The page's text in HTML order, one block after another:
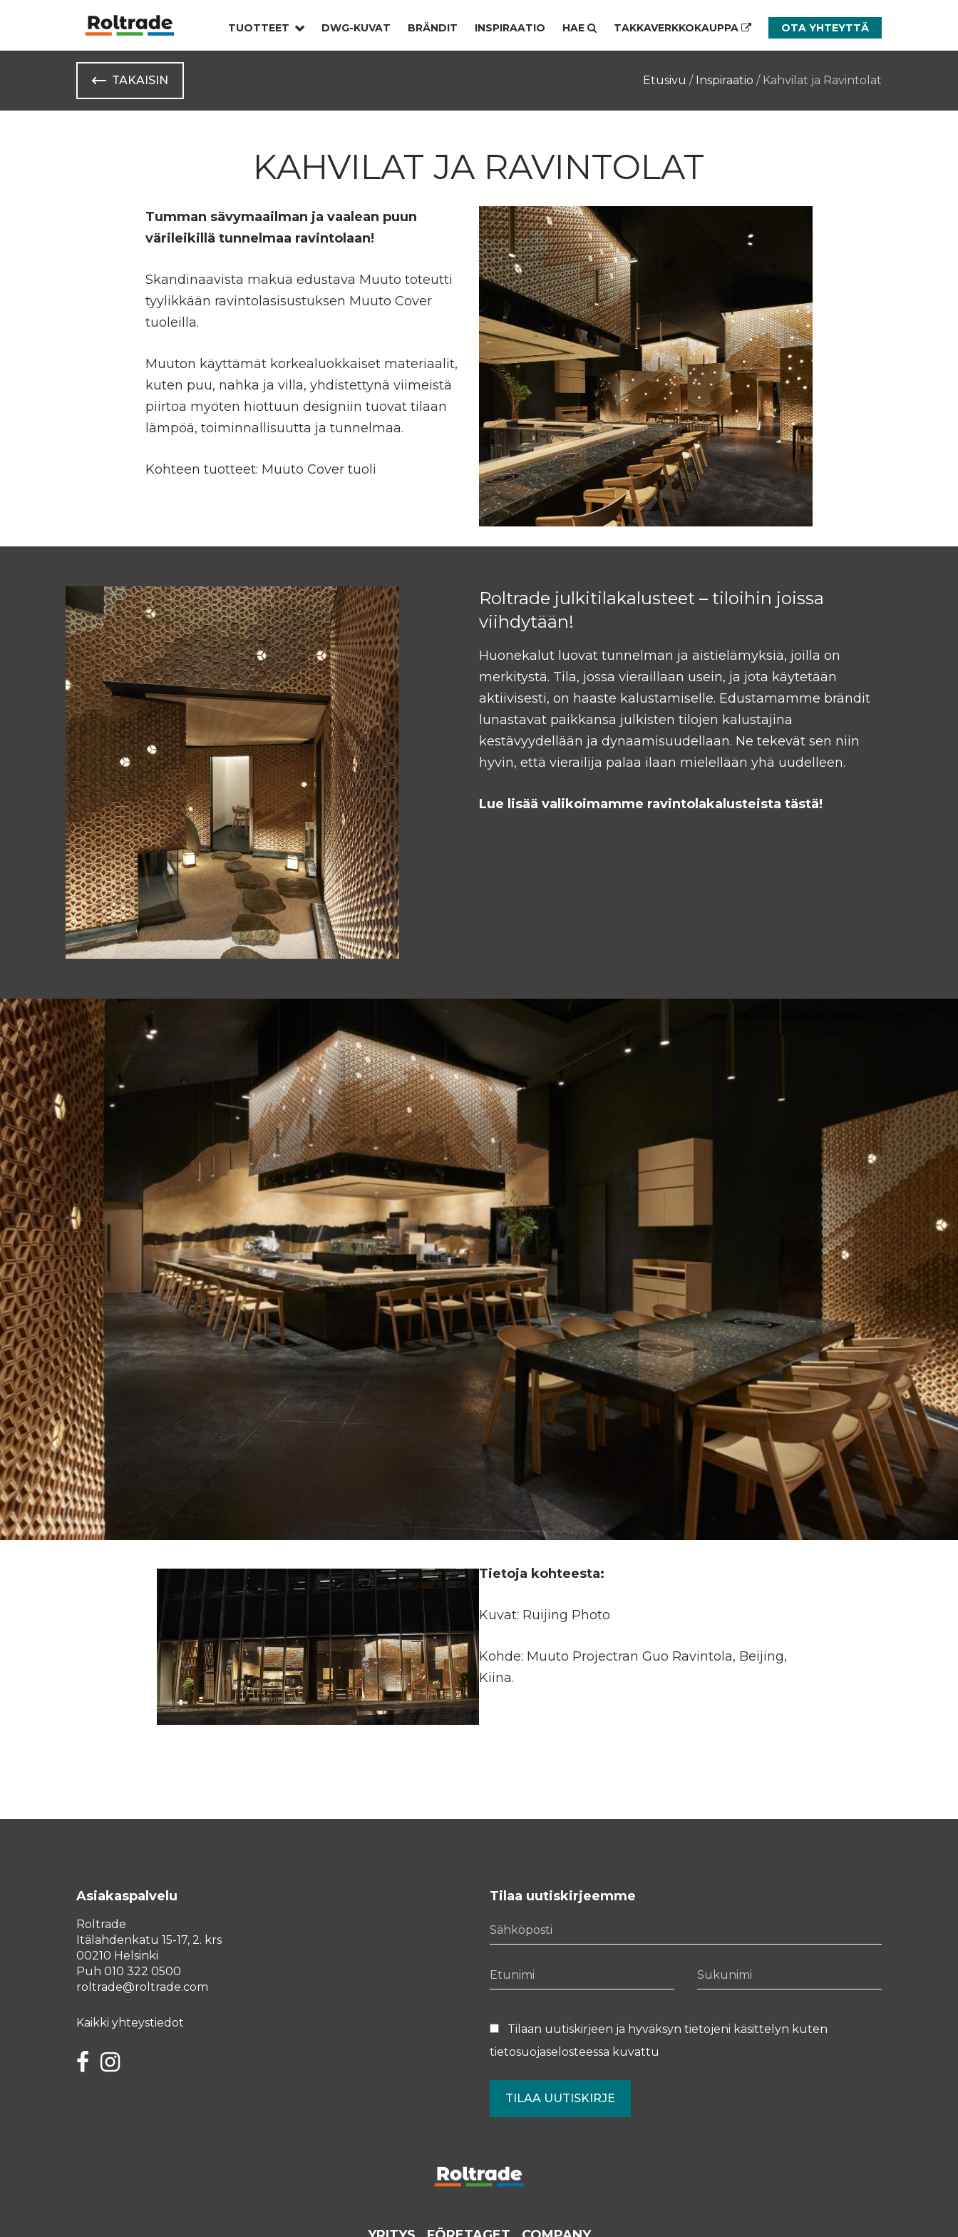
TUOTTEET DWG-KUVAT BRÄNDIT INSPIRAATIO HAE TAKKAVERKKOKAUPPA OTA YHTEYTTÄ
TAKAISIN Etusivu / Inspiraatio / Kahvilat ja Ravintolat
KAHVILAT JA RAVINTOLAT
Tumman sävymaailman ja vaalean puun
värileikillä tunnelmaa ravintolaan!
Skandinaavista makua edustava Muuto toteutti
tyylikkään ravintolasisustuksen Muuto Cover
tuoleilla.
Muuton käyttämät korkealuokkaiset materiaalit,
kuten puu, nahka ja villa, yhdistettynä viimeistä
piirtoa myöten hiottuun designiin tuovat tilaan
lämpöä, toiminnallisuutta ja tunnelmaa.
Kohteen tuotteet: Muuto Cover tuoli
Roltrade julkitilakalusteet – tiloihin joissa
viihdytään!
Huonekalut luovat tunnelman ja aistielämyksiä, joilla on
merkitystä. Tila, jossa vieraillaan usein, ja jota käytetään
aktiivisesti, on haaste kalustamiselle. Edustamamme brändit
lunastavat paikkansa julkisten tilojen kalustajina
kestävyydellään ja dynaamisuudellaan. Ne tekevät sen niin
hyvin, että vierailija palaa ilaan mielellään yhä uudelleen.
Lue lisää valikoimamme ravintolakalusteista tästä!
Tietoja kohteesta:
Kuvat: Ruijing Photo
Kohde: Muuto Projectran Guo Ravintola, Beijing,
Kiina.
Asiakaspalvelu
Roltrade
Itälahdenkatu 15-17, 2. krs
00210 Helsinki
Puh 010 322 0500
roltrade@roltrade.com
Kaikki yhteystiedot
FacebookInstagram
Tilaa uutiskirjeemme
Sähköposti
Etunimi Sukunimi
Tilaan uutiskirjeen ja hyväksyn tietojeni käsittelyn kuten
tietosuojaselosteessa kuvattu